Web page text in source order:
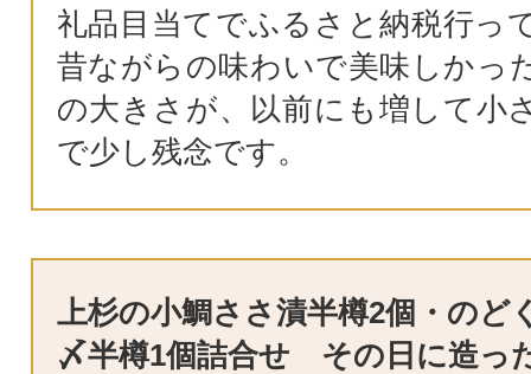
礼品目当てでふるさと納税行っ
昔ながらの味わいで美味しかっ
の大きさが、以前にも増して小
で少し残念です。
上杉の小鯛ささ漬半樽2個・のど
〆半樽1個詰合せ その日に造っ